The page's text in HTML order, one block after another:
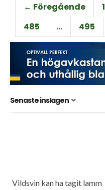
← Föregående 1
485
… 495
Senaste inslagen
Vildsvin kan ha tagit lamm